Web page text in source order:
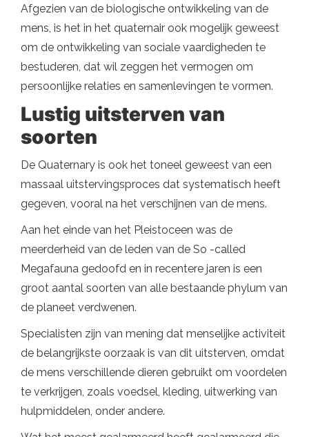
Afgezien van de biologische ontwikkeling van de
mens, is het in het quaternair ook mogelijk geweest
om de ontwikkeling van sociale vaardigheden te
bestuderen, dat wil zeggen het vermogen om
persoonlijke relaties en samenlevingen te vormen.
Lustig uitsterven van
soorten
De Quaternary is ook het toneel geweest van een
massaal uitstervingsproces dat systematisch heeft
gegeven, vooral na het verschijnen van de mens.
Aan het einde van het Pleistoceen was de
meerderheid van de leden van de So -called
Megafauna gedoofd en in recentere jaren is een
groot aantal soorten van alle bestaande phylum van
de planeet verdwenen.
Specialisten zijn van mening dat menselijke activiteit
de belangrijkste oorzaak is van dit uitsterven, omdat
de mens verschillende dieren gebruikt om voordelen
te verkrijgen, zoals voedsel, kleding, uitwerking van
hulpmiddelen, onder andere.